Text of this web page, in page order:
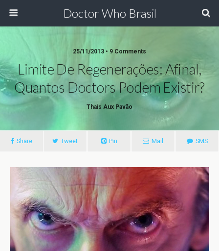
Doctor Who Brasil
25/11/2013 • 9 Comments
Limite De Regenerações: Afinal,
Quantos Doctors Podem Existir?
Thais Aux Pavão
Share Tweet Pin Mail SMS